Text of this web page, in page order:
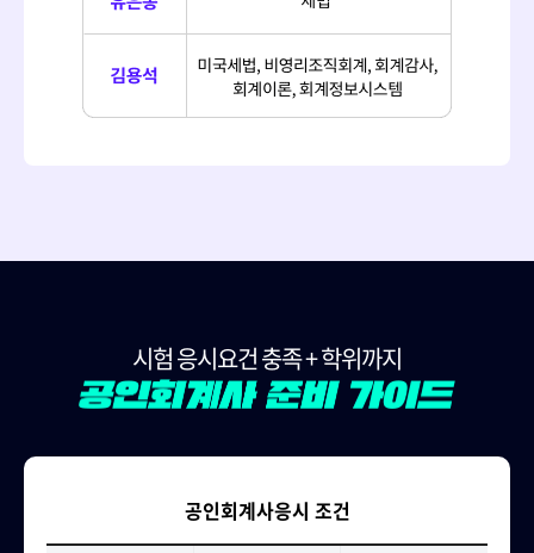
시험 응시요건 충족 + 학위까지
공인회계사응시 조건